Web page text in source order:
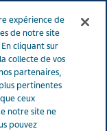
Menu
expérience de
de notre site
cliquant sur
collecte de vos
partenaires,
pertinentes
ceux
notre site ne
pouvez